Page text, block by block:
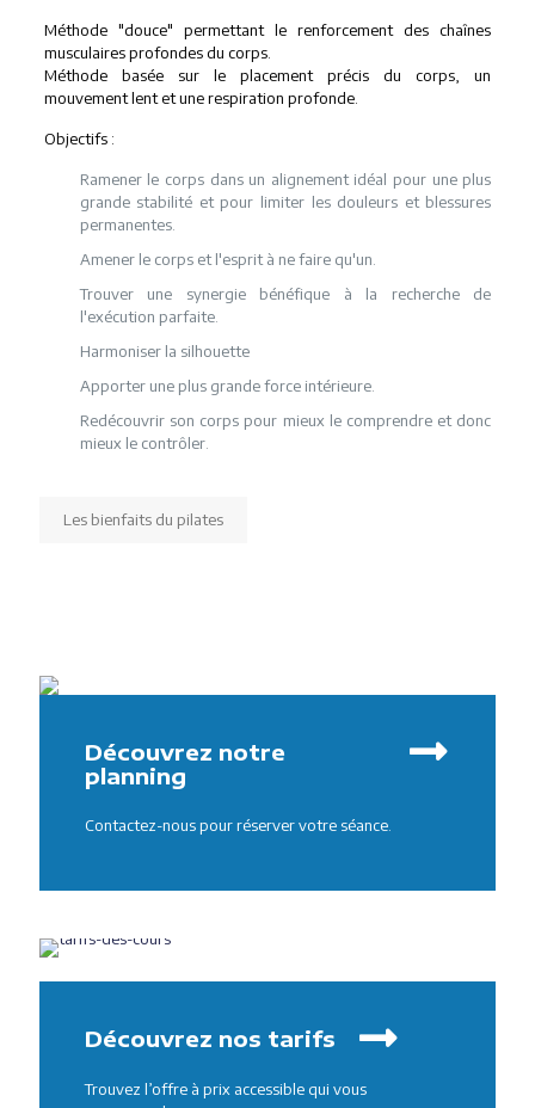
Méthode "douce" permettant le renforcement des chaînes
musculaires profondes du corps.
Méthode basée sur le placement précis du corps, un
mouvement lent et une respiration profonde.
Objectifs :
Ramener le corps dans un alignement idéal pour une plus
grande stabilité et pour limiter les douleurs et blessures
permanentes.
Amener le corps et l'esprit à ne faire qu'un.
Trouver une synergie bénéfique à la recherche de
l'exécution parfaite.
Harmoniser la silhouette
Apporter une plus grande force intérieure.
Redécouvrir son corps pour mieux le comprendre et donc
mieux le contrôler.
Les bienfaits du pilates
Découvrez notre
planning
Contactez-nous pour réserver votre séance.
Découvrez nos tarifs
Trouvez l’offre à prix accessible qui vous